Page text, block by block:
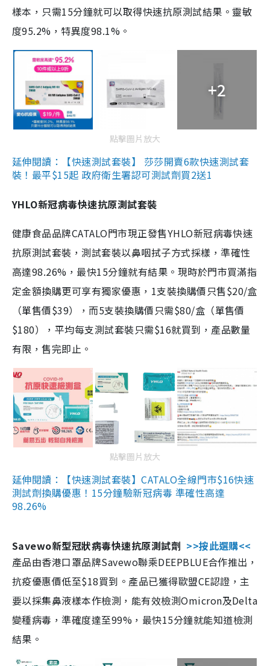
樣本，只需15分鐘就可以取得快速抗原測試結果。靈敏
度95.2%，特異度98.1%。
+2
點擊圖片放大
延伸閱讀：【快速測試套裝】 莎莎開賣6款快速測試套
裝！最平$15起 政府衛生署認可測試劑買2送1
YHLO新冠病毒快速抗原測試套裝
健康食品品牌CATALO門市現正發售YHLO新冠病毒快速
抗原測試套裝，測試套裝以鼻咽拭子方式採樣，準確性
高達98.26%，最快15分鐘就有結果。現時於門市買滿指
定金額換購更可享有獨家優惠，1支裝換購價只售$20/盒
（單售價$39），而5支裝換購價只需$80/盒（單售價
$180），平均每支測試套裝只需$16就買到，產品數量
有限，售完即止。
點擊圖片放大
延伸閱讀：【快速測試套裝】CATALO全線門市$16快速
測試劑換購優惠！15分鐘驗新冠病毒 準確性高達
98.26%
Savewo新型冠狀病毒快速抗原測試劑 >>按此選購<<
產品由香港口罩品牌Savewo聯乘DEEPBLUE合作推出，
抗疫優惠價低至$18買到。產品已獲得歐盟CE認證，主
要以採集鼻液樣本作檢測，能有效檢測Omicron及Delta
變種病毒，準確度達至99%，最快15分鐘就能知道檢測
結果。